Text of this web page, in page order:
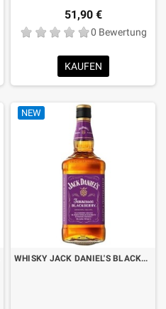
51,90 €
0 Bewertung
KAUFEN
NEW
WHISKY JACK DANIEL'S BLACKBERRY LT.1 "FORMATO RISPARMIO"